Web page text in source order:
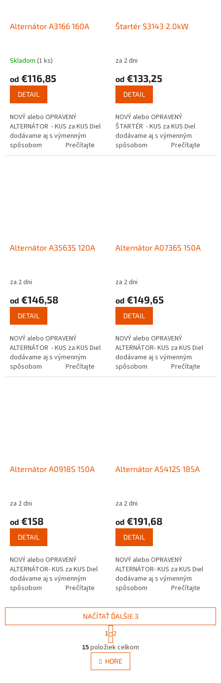
Alternátor A3166 160A
Skladom (1 ks)
od €116,85
DETAIL
NOVÝ alebo OPRAVENÝ
ALTERNÁTOR - KUS za KUS Diel
dodávame aj s výmenným
spôsobom Prečítajte
si ako...
Štartér S3143 2.0kW
za 2 dni
od €133,25
DETAIL
NOVÝ alebo OPRAVENÝ
ŠTARTÉR - KUS za KUS Diel
dodávame aj s výmenným
spôsobom Prečítajte
si ako funguje...
Alternátor A3563S 120A
za 2 dni
od €146,58
DETAIL
NOVÝ alebo OPRAVENÝ
ALTERNÁTOR - KUS za KUS Diel
dodávame aj s výmenným
spôsobom Prečítajte
si ako...
Alternátor A0736S 150A
za 2 dni
od €149,65
DETAIL
NOVÝ alebo OPRAVENÝ
ALTERNÁTOR- KUS za KUS Diel
dodávame aj s výmenným
spôsobom Prečítajte
si ako funguje...
Alternátor A0918S 150A
za 2 dni
od €158
DETAIL
NOVÝ alebo OPRAVENÝ
ALTERNÁTOR- KUS za KUS Diel
dodávame aj s výmenným
spôsobom Prečítajte
Alternátor A5412S 185A
za 2 dni
od €191,68
DETAIL
NOVÝ alebo OPRAVENÝ
ALTERNÁTOR- KUS za KUS Diel
dodávame aj s výmenným
spôsobom Prečítajte
O
v
l
á
NAČÍTAŤ ĎALŠIE 3
S
t
r
á
n
k
1 2
15položiek celkom
HORE